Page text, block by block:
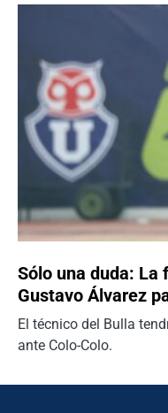
Sólo una duda: La
Gustavo Álvarez
El técnico del Bulla
ante Colo-Colo.